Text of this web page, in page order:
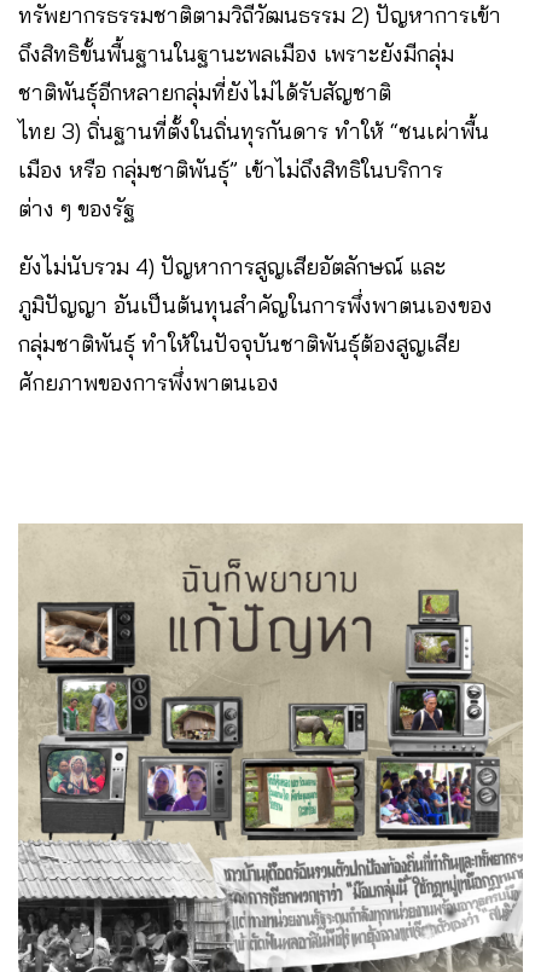
ทรัพยากรธรรมชาติตามวิถีวัฒนธรรม 2) ปัญหาการเข้า
ถึงสิทธิขั้นพื้นฐานในฐานะพลเมือง เพราะยังมีกลุ่ม
ชาติพันธุ์อีกหลายกลุ่มที่ยังไม่ได้รับสัญชาติ
ไทย 3) ถิ่นฐานที่ตั้งในถิ่นทุรกันดาร ทำให้ “ชนเผ่าพื้น
เมือง หรือ กลุ่มชาติพันธุ์” เข้าไม่ถึงสิทธิในบริการ
ต่าง ๆ ของรัฐ
ยังไม่นับรวม 4) ปัญหาการสูญเสียอัตลักษณ์ และ
ภูมิปัญญา อันเป็นต้นทุนสำคัญในการพึ่งพาตนเองของ
กลุ่มชาติพันธุ์ ทำให้ในปัจจุบันชาติพันธุ์ต้องสูญเสีย
ศักยภาพของการพึ่งพาตนเอง